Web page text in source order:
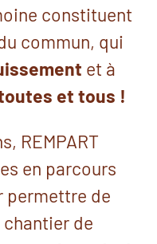
constituent
commun, qui
et à
et tous !
REMPART
en parcours
permettre de
de